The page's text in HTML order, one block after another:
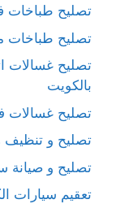
تصليح طباخات
تصليح طباخات
تصليح غسالات
بالكويت
تصليح غسالات
تصليح و تنظيف
تصليح و صيانة
تعقيم سيارات